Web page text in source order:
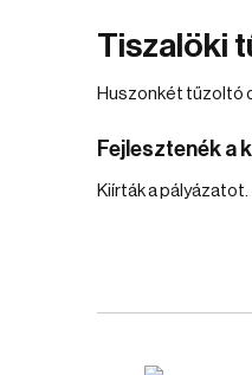
Tiszalöki
Huszonkét tűzoltó
Fejlesztenék a
Kiírták a pályázatot.